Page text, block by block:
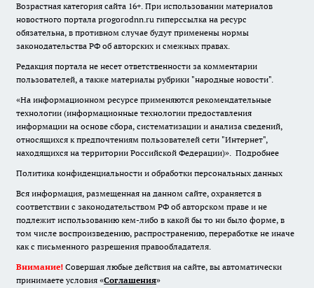
Возрастная категория сайта 16+. При использовании материалов
новостного портала progorodnn.ru гиперссылка на ресурс
обязательна, в противном случае будут применены нормы
законодательства РФ об авторских и смежных правах.
Редакция портала не несет ответственности за комментарии
пользователей, а также материалы рубрики "народные новости".
«На информационном ресурсе применяются рекомендательные
технологии (информационные технологии предоставления
информации на основе сбора, систематизации и анализа сведений,
относящихся к предпочтениям пользователей сети "Интернет",
находящихся на территории Российской Федерации)». Подробнее
Политика конфиденциальности и обработки персональных данных
Вся информация, размещенная на данном сайте, охраняется в
соответствии с законодательством РФ об авторском праве и не
подлежит использованию кем-либо в какой бы то ни было форме, в
том числе воспроизведению, распространению, переработке не иначе
как с письменного разрешения правообладателя.
Внимание! Совершая любые действия на сайте, вы автоматически
принимаете условия «Cоглашения»